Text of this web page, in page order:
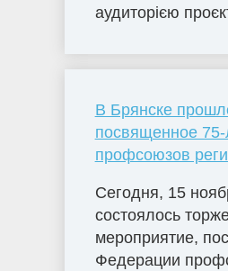
аудиторією
В Брянске
посвященное
профсоюзов
Сегодня, 15
состоялось
мероприятие,
Федерации